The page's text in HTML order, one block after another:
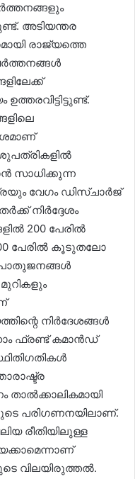
അടിയന്തര
രാജ്യത്തെ
സാധിക്കുന്ന
വേഗം ഡിസ്ചാർജ്
നിർദ്ദേശം
200 പേരിൽ
പേരിൽ കൂടുതലോ
നിർദേശങ്ങൾ
ഫ്രണ്ട് കമാൻഡ്
താൽക്കാലികമായി
പരിഗണനയിലാണ്.
രീതിയിലുള്ള
വിലയിരുത്തൽ.